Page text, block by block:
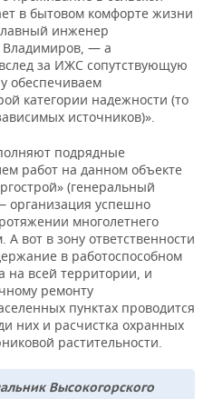
в бытовом комфорте жизни
инженер
Владимиров, — а
за ИЖС сопутствующую
обеспечиваем
категории надежности (то
источников)».
подрядные
работ на данном объекте
(генеральный
организация успешно
многолетнего
вот в зону ответственности
в работоспособном
на всей территории, и
ремонту
пунктах проводится
них и расчистка охранных
растительности.
Высокогорского